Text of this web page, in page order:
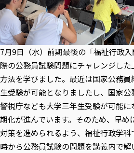
総合福祉学研究科 社会福祉学専攻
総合福祉学研究科 福祉心理学専攻
教育学研究科 教育学専攻 修士課
通信教育部
通信制大学院 総合福祉学研究科 社会
通信制大学院 総合福祉学研究科 福祉
カリキュラム（学部・大学院）
その他の就学機会
学びの特徴
学びの特徴
ICT教育
初年次教育（リエゾンゼミⅠ）
実学臨床教育（総合福祉学部のみ履
教育実践活動（教育学科学生のみ受
教員紹介・業績
学びのサポート
学びのサポート
学費（学部学科）
卒業後のキャリア支援体制
在学生による訪問、情報提供へのご
卒業生アンケート
東北福祉大学のDNA
在学生インタビュー
学生支援センター国際交流の
スタッフ紹介
ニュース一覧
教職研究
東北福祉大学教育・教職センター特
芹沢銈介美術工芸館年報
東北福祉大学機関リポジトリ
東北福祉大学オープンアクセス方針
産学・産学官連携
「高齢者のフレイル予防及びデジ
高齢者施設特化型モジュラー車いす
学生参加 × 産学官連携 ～ 「行学一
社会貢献・地域連携活動
社会貢献・地域連携活動
社会貢献への取り組み
社会貢献・地域連携活動報告書
各種社会貢献活動の窓口
伝承講座「311『伝える／備える』
JICA草の根技術協力事業
被災地の子ども支援活動
生涯学習・社会人講座
自治体・団体等との主な協定
自治体・団体等との主な協定
研究所について
研究者のご紹介
特別支援教育研究室
TFU教育フォーラム
施設利用
同窓会
学内ポータルシステム
Universal Passport
7月9日（水）前期最後の「福祉行政
際の公務員試験問題にチャレンジした
方法を学びました。最近は国家公務員
生受験が可能となりましたし、国家公
警視庁なども大学三年生受験が可能に
期化が進んでいます。そのため、早め
対策を進められるよう、福祉行政学科
時から公務員試験の問題を講義内で解